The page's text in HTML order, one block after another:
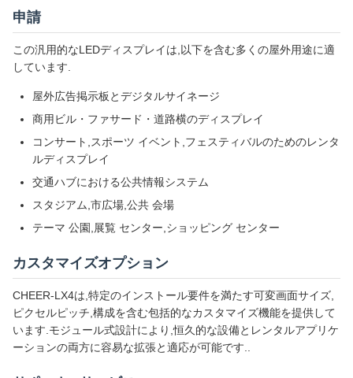
申請
この汎用的なLEDディスプレイは,以下を含む多くの屋外用途に適
しています.
屋外広告掲示板とデジタルサイネージ
商用ビル・ファサード・道路横のディスプレイ
コンサート,スポーツ イベント,フェスティバルのためのレンタ
ルディスプレイ
交通ハブにおける公共情報システム
スタジアム,市広場,公共 会場
テーマ 公園,展覧 センター,ショッピング センター
カスタマイズオプション
CHEER-LX4は,特定のインストール要件を満たす可変画面サイズ,
ピクセルピッチ,構成を含む包括的なカスタマイズ機能を提供して
います.モジュール式設計により,恒久的な設備とレンタルアプリケ
ーションの両方に容易な拡張と適応が可能です..